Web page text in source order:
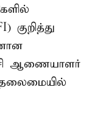
ஆணையாளர்